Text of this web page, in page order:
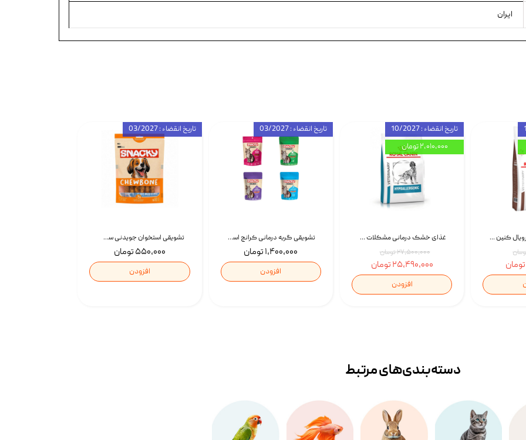
ایران
تشویقی استخوان جویدنی سگ اسنکی کرانچی با طعم مرغ Snacky Crunchy Munchy وزن 100 گرم
۵۵۰,۰۰۰ تومان
افزودن
تاریخ انقضاء : 03/2027
تشویقی گربه درمانی کرانچ اسنکی با طعم میکس Snacky Crunch Cat Treats وزن 60 گرم بسته 4 عددی
۱,۴۰۰,۰۰۰ تومان
افزودن
تاریخ انقضاء : 03/2027
غذای خشک درمانی مشکلات گوارشی سگ رویال کنین Royal Canin Hypoallergenic وزن 7 کیلوگرم | پت استوک
۲۷,۵۰۰,۰۰۰ تومان
۲۵,۴۹۰,۰۰۰ تومان
افزودن
تاریخ انقضاء : 10/2027
۲,۰۱۰,۰۰۰ تومان
غذای خشک گربه رویال کنین Gastrointestinal Fibre Response وزن 2 کیلوگرم | پت استوک
دسته‌بندی‌‌های مرتبط